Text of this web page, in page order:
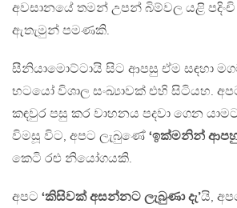
අවසානයේ තමන් උපන් බිම්වල යළි
ඇතැමුන් පමණකි.
සීනියාමොට්ටායි සිට ආපසු ඒම සඳහා
භටයෝ විශාල සංඛ්‍යාවක් එහි සිටියහ.
කඳවුර පසු කර වාහනය පදවා ගෙන
විමසූ විට, අපට ලැබුණේ ‘ඉක්මනින් ආපහු
කෙටි රළු නියෝගයකි.
අපට ‘කිසිවක් අසන්නට ලැබුණා දැ’යි,